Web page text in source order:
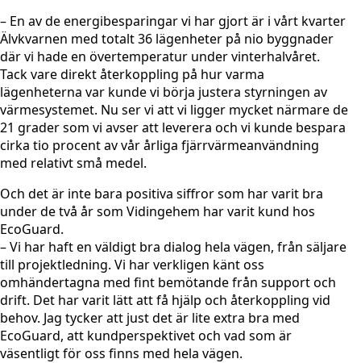
– En av de energibesparingar vi har gjort är i vårt kvarter
Älvkvarnen med totalt 36 lägenheter på nio byggnader
där vi hade en övertemperatur under vinterhalvåret.
Tack vare direkt återkoppling på hur varma
lägenheterna var kunde vi börja justera styrningen av
värmesystemet. Nu ser vi att vi ligger mycket närmare de
21 grader som vi avser att leverera och vi kunde bespara
cirka tio procent av vår årliga fjärrvärmeanvändning
med relativt små medel.
Och det är inte bara positiva siffror som har varit bra
under de två år som Vidingehem har varit kund hos
EcoGuard.
– Vi har haft en väldigt bra dialog hela vägen, från säljare
till projektledning. Vi har verkligen känt oss
omhändertagna med fint bemötande från support och
drift. Det har varit lätt att få hjälp och återkoppling vid
behov. Jag tycker att just det är lite extra bra med
EcoGuard, att kundperspektivet och vad som är
väsentligt för oss finns med hela vägen.